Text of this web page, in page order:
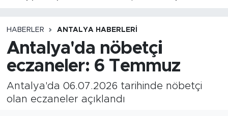
HABERLER ANTALYA HABERLERI
Antalya'da nöbetçi
eczaneler: 6 Temmuz
Antalya'da 06.07.2026 tarihinde nöbetçi
olan eczaneler açıklandı
Gündem
İlçeler
Kültür- Sanat
Tüm Manşetler
Son Dakika Haberleri
Haber Arşivi